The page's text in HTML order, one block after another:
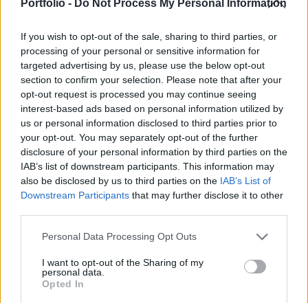
Portfolio - Do Not Process My Personal Information
If you wish to opt-out of the sale, sharing to third parties, or
processing of your personal or sensitive information for
targeted advertising by us, please use the below opt-out
section to confirm your selection. Please note that after your
opt-out request is processed you may continue seeing
interest-based ads based on personal information utilized by
us or personal information disclosed to third parties prior to
your opt-out. You may separately opt-out of the further
disclosure of your personal information by third parties on the
IAB’s list of downstream participants. This information may
also be disclosed by us to third parties on the IAB’s List of
Downstream Participants that may further disclose it to other
Personal Data Processing Opt Outs
I want to opt-out of the Sharing of my
personal data.
Opted In
Portfolio Investment Day 2026Október 21-én jön a Portfolio
Investment Day 2026, ahol a piac vezető szakértőivel
keressük a választ a befektetőket leginkább foglalkoztató
kérdésekre. Meddig tarthat az AI-rali, kik lehetnek a
következő évek nyertesei, mire számíthatunk a részvény-,
kötvény-, nyersanyag- és kriptopiacokon, és hogyan
érdemes portfóliót építeni egy gyorsan változó...
KEDVES OLVASÓNK!
A keresett cikk a portfolio.hu hírarchívumához
tartozik, melynek olvasása előfizetéses
Az előfizetés a következőket tartalmazza: